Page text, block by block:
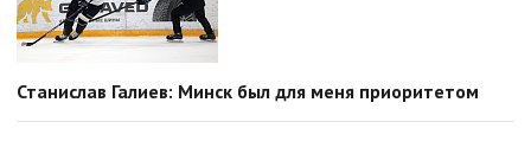
Станислав Галиев: Минск был для меня приоритетом